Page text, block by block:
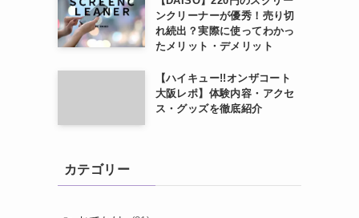
ンクリーナーが優秀！売り切
れ続出？実際に使ってわかっ
たメリット・デメリット
【ハイキュー!!オンザコート
大阪レポ】体験内容・アクセ
ス・グッズを徹底紹介
カテゴリー